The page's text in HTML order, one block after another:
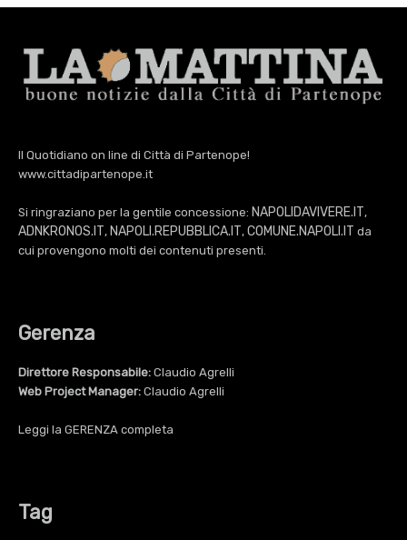
Il Quotidiano on line di Città di Partenope!
www.cittadipartenope.it
Si ringraziano per la gentile concessione: NAPOLIDAVIVERE.IT,
ADNKRONOS.IT, NAPOLI.REPUBBLICA.IT, COMUNE.NAPOLI.IT da
cui provengono molti dei contenuti presenti.
Gerenza
Direttore Responsabile: Claudio Agrelli
Web Project Manager: Claudio Agrelli
Leggi la GERENZA completa
Tag